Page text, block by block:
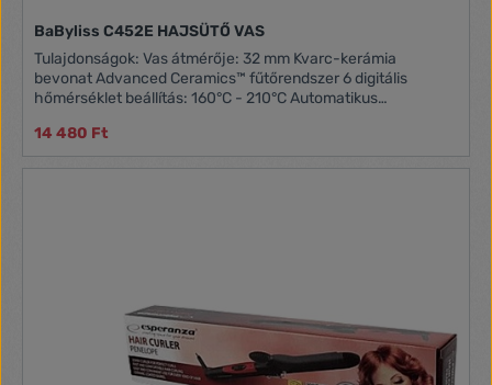
BaByliss C452E HAJSÜTŐ VAS
Tulajdonságok: Vas átmérője: 32 mm Kvarc-kerámia
bevonat Advanced Ceramics™ fűtőrendszer 6 digitális
hőmérséklet beállítás: 160°C - 210°C Automatikus
14 480 Ft